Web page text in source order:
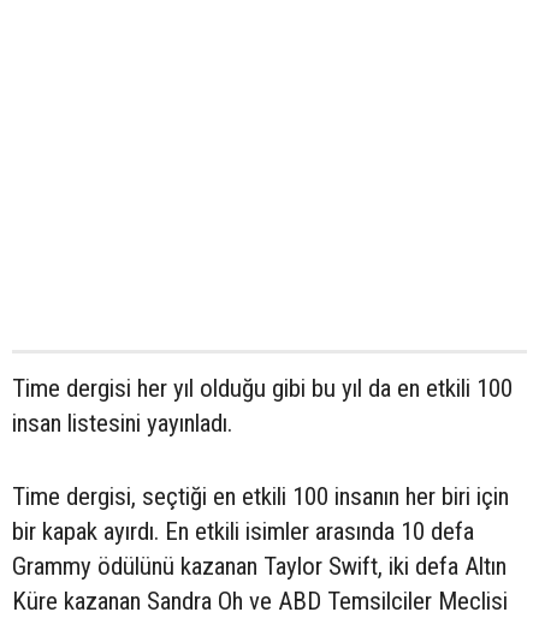
Time dergisi her yıl olduğu gibi bu yıl da en etkili 100
insan listesini yayınladı.
Time dergisi, seçtiği en etkili 100 insanın her biri için
bir kapak ayırdı. En etkili isimler arasında 10 defa
Grammy ödülünü kazanan Taylor Swift, iki defa Altın
Küre kazanan Sandra Oh ve ABD Temsilciler Meclisi